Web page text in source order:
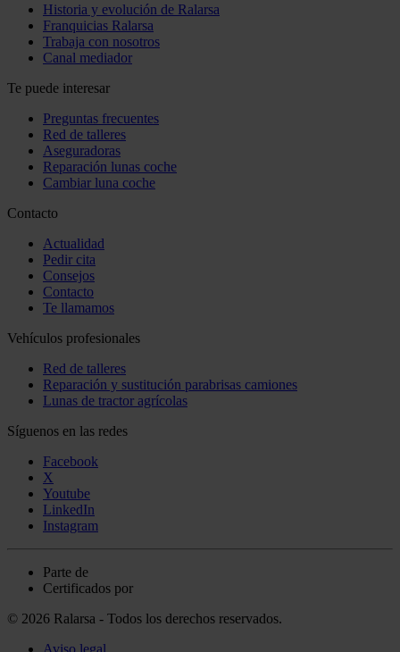
Historia y evolución de Ralarsa
Franquicias Ralarsa
Trabaja con nosotros
Canal mediador
Te puede interesar
Preguntas frecuentes
Red de talleres
Aseguradoras
Reparación lunas coche
Cambiar luna coche
Contacto
Actualidad
Pedir cita
Consejos
Contacto
Te llamamos
Vehículos profesionales
Red de talleres
Reparación y sustitución parabrisas camiones
Lunas de tractor agrícolas
Síguenos en las redes
Facebook
X
Youtube
LinkedIn
Instagram
Parte de
Certificados por
© 2026 Ralarsa - Todos los derechos reservados.
Aviso legal